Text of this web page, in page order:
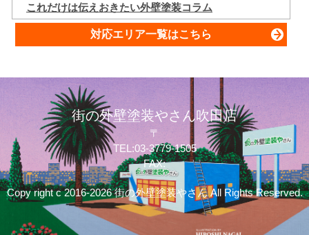
これだけは伝えおきたい外壁塗装コラム
対応エリア一覧はこちら
街の外壁塗装やさん吹田店
〒
TEL:03-3779-1505
FAX:
Copy right c 2016-2026 街の外壁塗装やさん All Rights Reserved.